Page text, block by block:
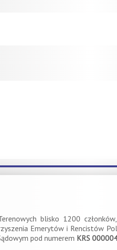
blisko 1200
Emerytów i Rencistów
pod numerem KRS